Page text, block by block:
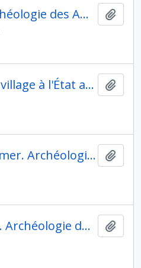
Patrick Plumet. Archéologie des Amériques
Serge Cleuziou. Du village à l'État au Proche- et Moyen-Orient
Fanette Laubenheimer. Archéologie de la Gaule
François Villeneuve. Archéologie du Proche-Orient hellénistique et romain